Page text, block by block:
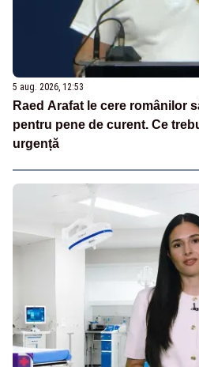
5 aug. 2026, 12:53
Raed Arafat le cere românilor
pentru pene de curent. Ce
urgență